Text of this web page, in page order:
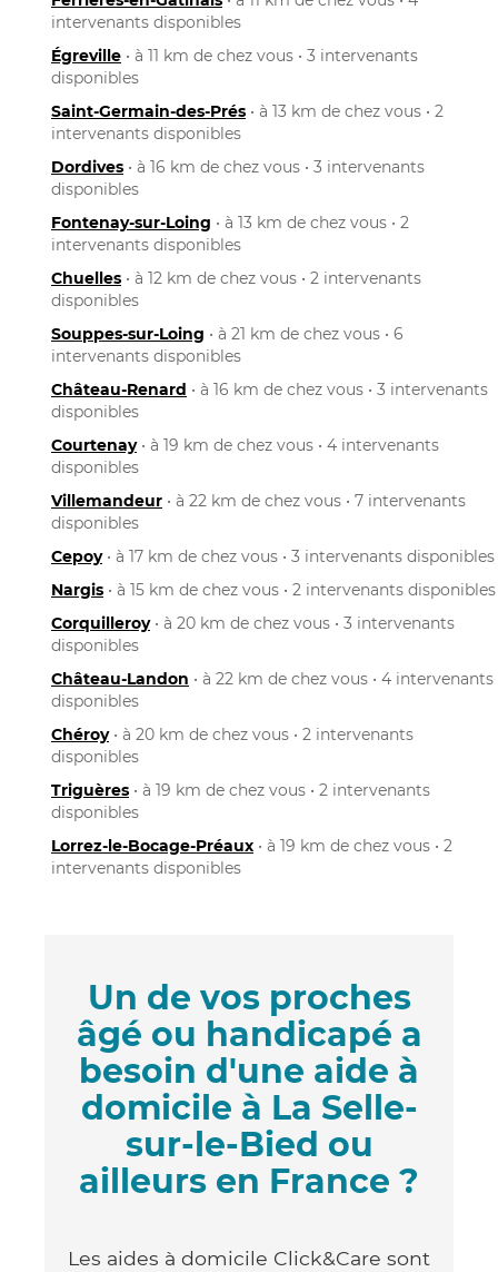
intervenants disponibles
Égreville • à 11 km de chez vous • 3 intervenants
disponibles
Saint-Germain-des-Prés • à 13 km de chez vous • 2
intervenants disponibles
Dordives • à 16 km de chez vous • 3 intervenants
disponibles
Fontenay-sur-Loing • à 13 km de chez vous • 2
intervenants disponibles
Chuelles • à 12 km de chez vous • 2 intervenants
disponibles
Souppes-sur-Loing • à 21 km de chez vous • 6
intervenants disponibles
Château-Renard • à 16 km de chez vous • 3 intervenants
disponibles
Courtenay• à 19 km de chez vous • 4 intervenants
disponibles
Villemandeur • à 22 km de chez vous • 7 intervenants
disponibles
Cepoy• à 17 km de chez vous • 3 intervenants disponibles
Nargis • à 15 km de chez vous • 2 intervenants disponibles
Corquilleroy• à 20 km de chez vous • 3 intervenants
disponibles
Château-Landon • à 22 km de chez vous • 4 intervenants
disponibles
Chéroy• à 20 km de chez vous • 2 intervenants
disponibles
Triguères • à 19 km de chez vous • 2 intervenants
disponibles
Lorrez-le-Bocage-Préaux • à 19 km de chez vous • 2
intervenants disponibles
Un de vos proches
âgé ou handicapé a
besoin d'une aide à
domicile à La Selle-
sur-le-Bied ou
ailleurs en France ?
Les aides à domicile Click&Care sont